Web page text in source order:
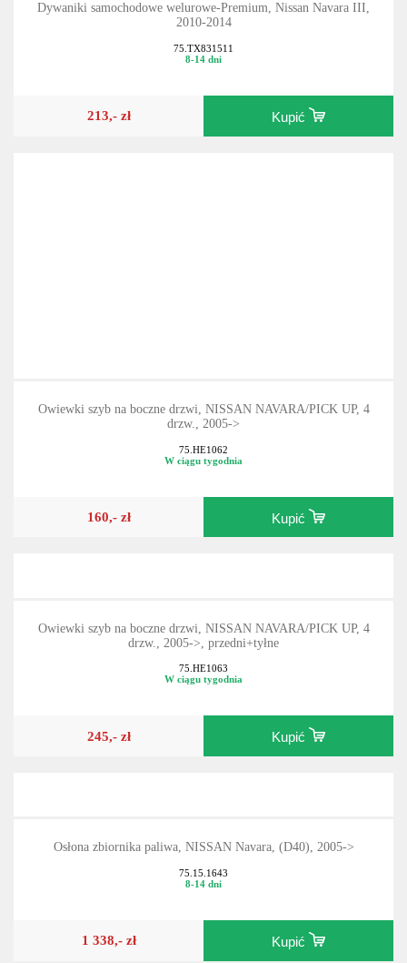
Dywaniki samochodowe welurowe-Premium, Nissan Navara III,
2010-2014
Kupić
Owiewki szyb na boczne drzwi, NISSAN NAVARA/PICK UP, 4
drzw., 2005->
75.HE1062
Kupić
Owiewki szyb na boczne drzwi, NISSAN NAVARA/PICK UP, 4
drzw., 2005->, przedni+tyłne
75.HE1063
Kupić
Osłona zbiornika paliwa, NISSAN Navara, (D40), 2005->